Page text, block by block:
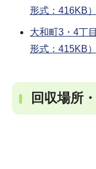
形式：416KB）
大和町3・4丁
形式：415KB）
回収場所